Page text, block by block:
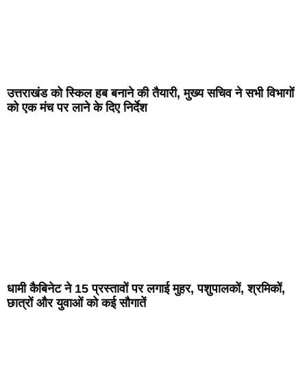
उत्तराखंड को स्किल हब बनाने की तैयारी, मुख्य सचिव ने सभी विभागों
को एक मंच पर लाने के दिए निर्देश
धामी कैबिनेट ने 15 प्रस्तावों पर लगाई मुहर, पशुपालकों, श्रमिकों,
छात्रों और युवाओं को कई सौगातें